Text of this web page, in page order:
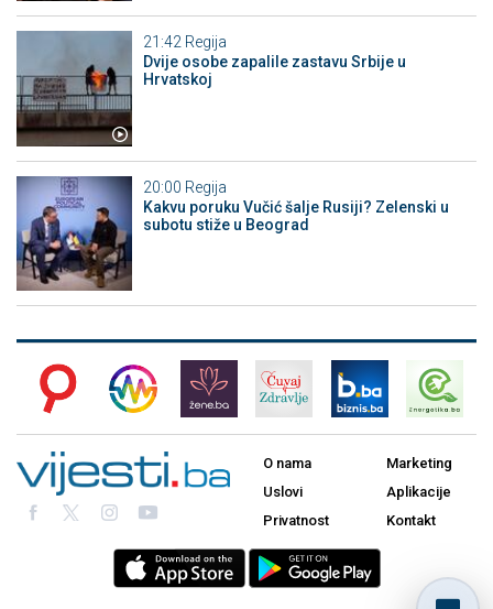
21:42 Regija
Dvije osobe zapalile zastavu Srbije u
Hrvatskoj
20:00 Regija
Kakvu poruku Vučić šalje Rusiji? Zelenski u
subotu stiže u Beograd
O nama
Uslovi
Privatnost
Marketing
Aplikacije
Kontakt